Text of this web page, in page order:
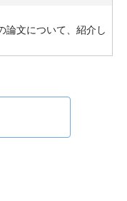
論文について、紹介し